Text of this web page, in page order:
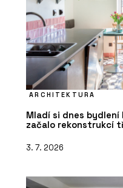
ARCHITEKTURA
Mladí si dnes bydlení
začalo rekonstrukcí
3. 7. 2026